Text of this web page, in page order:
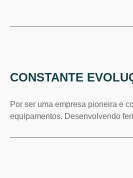
CONSTANTE
Por ser uma empresa pioneira e
equipamentos. Desenvolvendo